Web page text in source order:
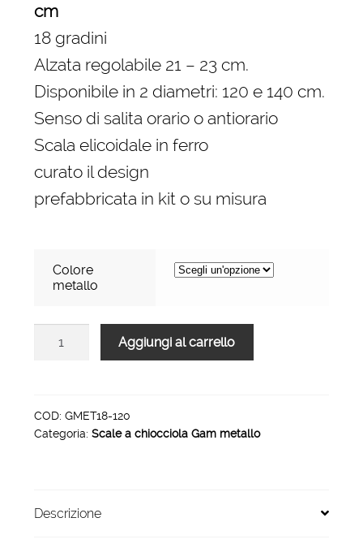
cm
18 gradini
Alzata regolabile 21 – 23 cm.
Disponibile in 2 diametri: 120 e 140 cm.
Senso di salita orario o antiorario
Scala elicoidale in ferro
curato il design
prefabbricata in kit o su misura
Colore
metallo
interni
Gam
120
Aggiungi al carrello
COD: GMET18-120
Categoria: Scale a chiocciola Gam metallo
Descrizione